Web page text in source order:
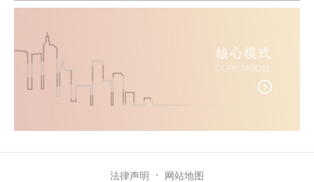
核心模式
CORE MODEL
法律声明 网站地图